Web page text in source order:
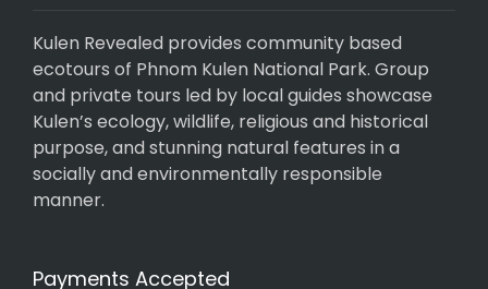
Kulen Revealed provides community based
ecotours of Phnom Kulen National Park. Group
and private tours led by local guides showcase
Kulen’s ecology, wildlife, religious and historical
purpose, and stunning natural features in a
socially and environmentally responsible
manner.
Payments Accepted